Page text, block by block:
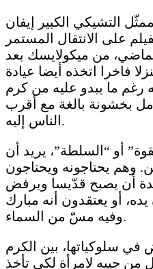
التشيكي الكبير إيفان
على الانتقال المستمر
من ميكولايسك بعد
فاخرا اتخذه أيضا عيادة
رغم ما يبدو عليه من كرم
بخشونة بالغة مع أقرب
الناس إليه.
أو “السلطة”، يريد أن
وهم يحتاجونه ويحتاجون
أن يصبح قدّيسا ويرفض
يده، أو يعتقدون أنه مبارك
وفيه مسّ من السماء.
سلوكياتها، بين الكرم
من جيبه لامرأة لكي تأخذ